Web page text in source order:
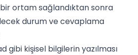
ortam sağlandıktan sonra
durum ve cevaplama
gibi kişisel bilgilerin yazılması